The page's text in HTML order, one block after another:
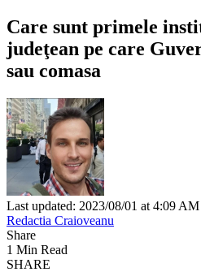
Care sunt primele
judeţean pe care
sau comasa
Last updated: 2023/08/01 at 4:09 AM
Redactia Craioveanu
Share
1 Min Read
SHARE